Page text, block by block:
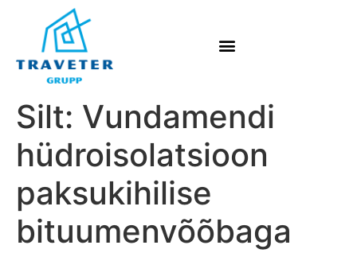
Silt: Vundamendi
hüdroisolatsioon
paksukihilise
bituumenvõõbaga